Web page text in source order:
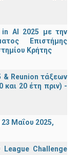
AI 2025 με την
Επιστήμης
Κρήτης
Reunion τάξεων
και 20 έτη πριν) -
Μαΐου 2025,
League Challenge